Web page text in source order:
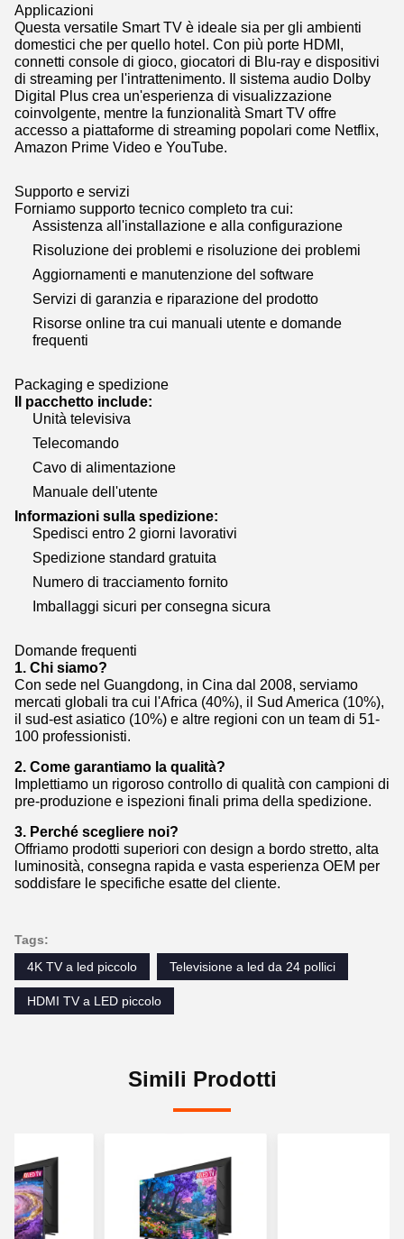
Applicazioni
Questa versatile Smart TV è ideale sia per gli ambienti
domestici che per quello hotel. Con più porte HDMI,
connetti console di gioco, giocatori di Blu-ray e dispositivi
di streaming per l'intrattenimento. Il sistema audio Dolby
Digital Plus crea un'esperienza di visualizzazione
coinvolgente, mentre la funzionalità Smart TV offre
accesso a piattaforme di streaming popolari come Netflix,
Amazon Prime Video e YouTube.
Supporto e servizi
Forniamo supporto tecnico completo tra cui:
Assistenza all'installazione e alla configurazione
Risoluzione dei problemi e risoluzione dei problemi
Aggiornamenti e manutenzione del software
Servizi di garanzia e riparazione del prodotto
Risorse online tra cui manuali utente e domande
frequenti
Packaging e spedizione
Il pacchetto include:
Unità televisiva
Telecomando
Cavo di alimentazione
Manuale dell'utente
Informazioni sulla spedizione:
Spedisci entro 2 giorni lavorativi
Spedizione standard gratuita
Numero di tracciamento fornito
Imballaggi sicuri per consegna sicura
Domande frequenti
1. Chi siamo?
Con sede nel Guangdong, in Cina dal 2008, serviamo
mercati globali tra cui l'Africa (40%), il Sud America (10%),
il sud-est asiatico (10%) e altre regioni con un team di 51-
100 professionisti.
2. Come garantiamo la qualità?
Implettiamo un rigoroso controllo di qualità con campioni di
pre-produzione e ispezioni finali prima della spedizione.
3. Perché scegliere noi?
Offriamo prodotti superiori con design a bordo stretto, alta
luminosità, consegna rapida e vasta esperienza OEM per
soddisfare le specifiche esatte del cliente.
Tags:
4K TV a led piccolo
Televisione a led da 24 pollici
HDMI TV a LED piccolo
Simili Prodotti